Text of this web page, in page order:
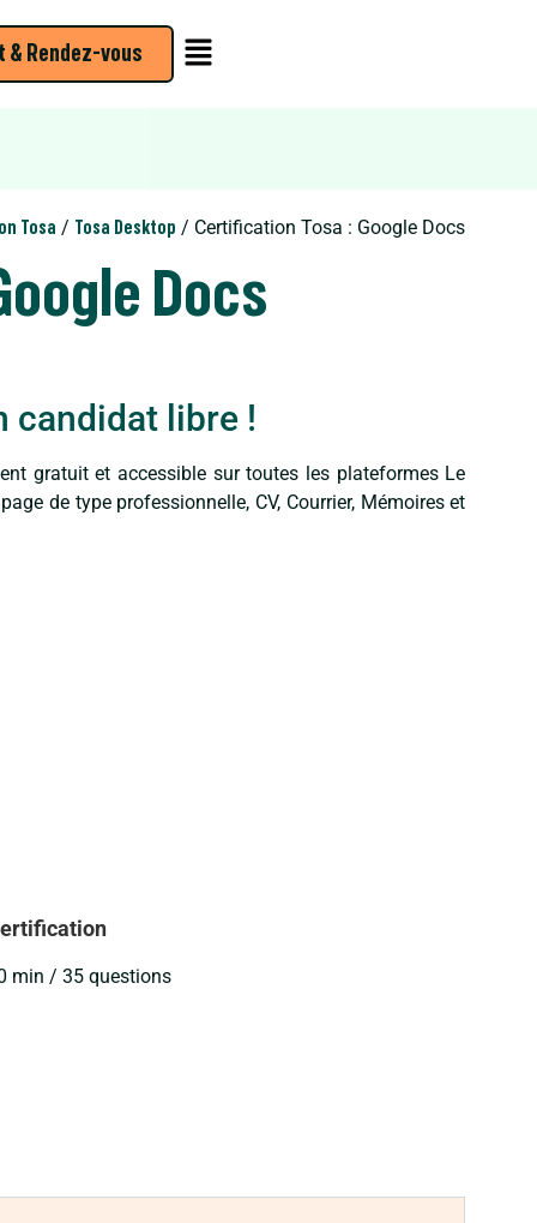
& Rendez-vous
Tosa / Tosa Desktop / Certification Tosa : Google Docs
Docs
candidat libre !
gratuit et accessible sur toutes les plateformes Le
de type professionnelle, CV, Courrier, Mémoires et
min / 35 questions